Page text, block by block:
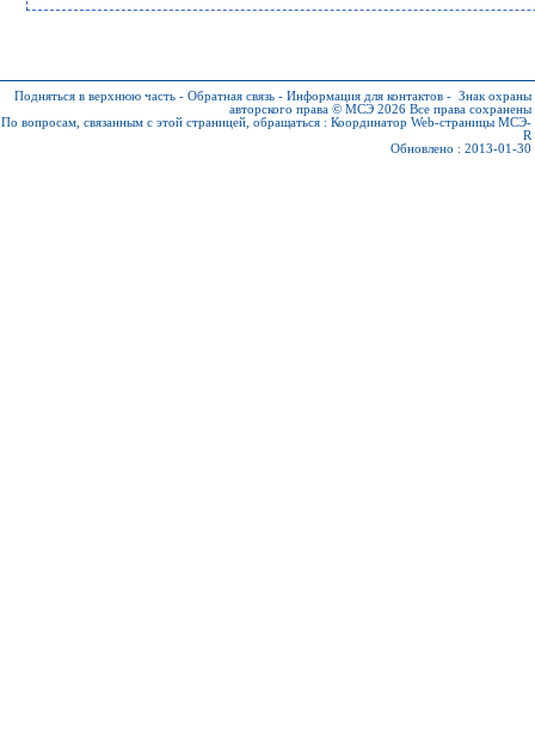
Подняться в верхнюю часть - Обратная связь - Информация для контактов - Знак охраны
авторского права © МСЭ 2026 Все права сохранены
По вопросам, связанным с этой страницей, обращаться : Координатор Web-страницы МСЭ-
R
Обновлено : 2013-01-30